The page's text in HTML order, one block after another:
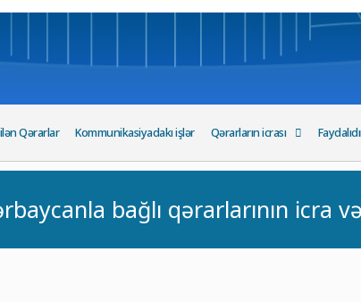
Qərarlar Kommunikasiyadakı işlər Qərarların icrası
bağlı qərarlarının icra